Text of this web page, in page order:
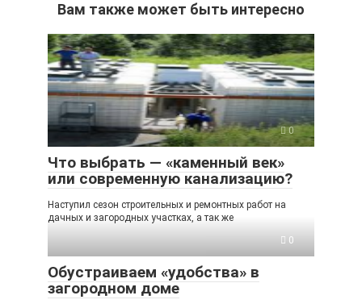
Вам также может быть интересно
0
Что выбрать — «каменный век»
или современную канализацию?
Наступил сезон строительных и ремонтных работ на
дачных и загородных участках, а так же
0
Обустраиваем «удобства» в
загородном доме